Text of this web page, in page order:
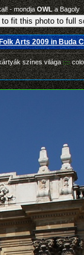
- mondjaOWLa Bagoly
Arts 2009 in Buda
színes világa::::